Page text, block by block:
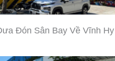
Đón Sân Bay Về Vĩnh Hy